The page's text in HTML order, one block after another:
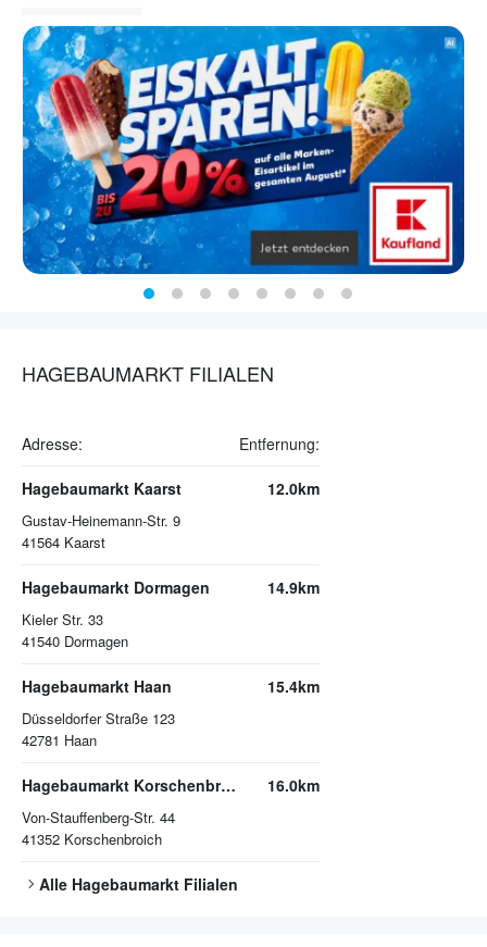
HAGEBAUMARKT FILIALEN
Adresse: Entfernung:
Hagebaumarkt Kaarst
Gustav-Heinemann-Str. 9
41564 Kaarst
12.0km
Hagebaumarkt Dormagen
Kieler Str. 33
41540 Dormagen
14.9km
Hagebaumarkt Haan
Düsseldorfer Straße 123
42781 Haan
15.4km
Hagebaumarkt Korschenbroich
Von-Stauffenberg-Str. 44
41352 Korschenbroich
16.0km
Alle Hagebaumarkt Filialen